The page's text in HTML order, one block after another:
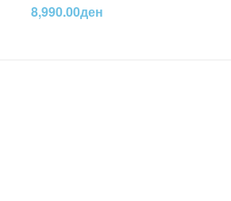
8,990.00ден